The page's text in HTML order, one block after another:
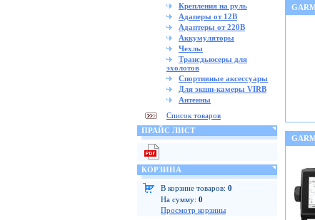
Крепления на руль
Адаперы от 12В
Адаптеры от 220В
Аккумуляторы
Чехлы
Трансдьюсеры для
эхолотов
Спортивные аксессуары
Для экшн-камеры VIRB
Антенны
Список товаров
ПРАЙС ЛИСТ
КОРЗИНА
В корзине товаров: 0
На сумму: 0
Просмотр корзины